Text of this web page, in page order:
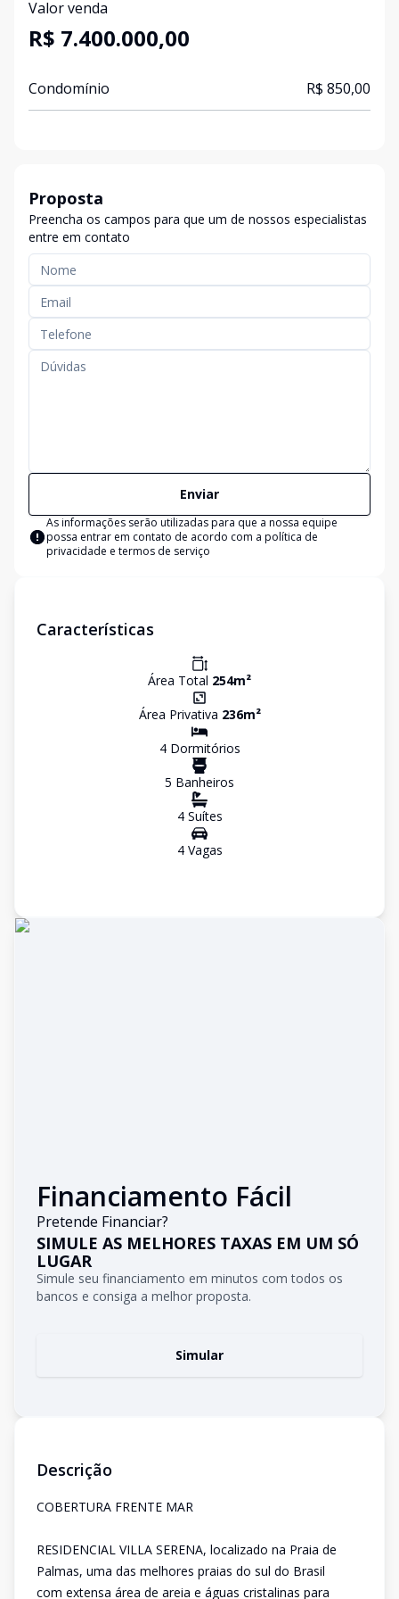
Valor venda
R$ 7.400.000,00
Condomínio R$ 850,00
Proposta
Preencha os campos para que um de nossos especialistas
entre em contato
Enviar
As informações serão utilizadas para que a nossa equipe
possa entrar em contato de acordo com a política de
privacidade e termos de serviço
Características
Área Total 254m²
Área Privativa 236m²
4Dormitórios
5 Banheiros
4Suítes
4Vagas
Financiamento Fácil
Pretende Financiar?
SIMULE AS MELHORES TAXAS EM UM SÓ
LUGAR
Simule seu financiamento em minutos com todos os
bancos e consiga a melhor proposta.
Simular
Descrição
COBERTURA FRENTE MAR
RESIDENCIAL VILLA SERENA, localizado na Praia de
Palmas, uma das melhores praias do sul do Brasil
com extensa área de areia e águas cristalinas para